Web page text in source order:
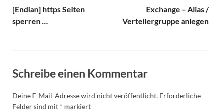
[Endian] https Seiten
sperren …
Exchange – Alias /
Verteilergruppe anlegen
Schreibe einen Kommentar
Deine E-Mail-Adresse wird nicht veröffentlicht. Erforderliche
Felder sind mit * markiert